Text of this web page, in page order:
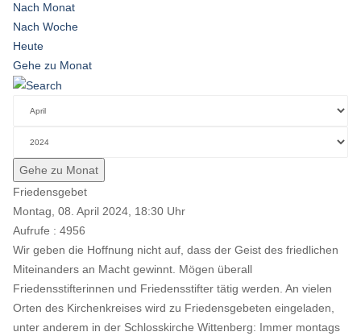
Nach Monat
Nach Woche
Heute
Gehe zu Monat
Gehe zu Monat
Friedensgebet
Montag, 08. April 2024, 18:30 Uhr
Aufrufe : 4956
Wir geben die Hoffnung nicht auf, dass der Geist des friedlichen
Miteinanders an Macht gewinnt. Mögen überall
Friedensstifterinnen und Friedensstifter tätig werden. An vielen
Orten des Kirchenkreises wird zu Friedensgebeten eingeladen,
unter anderem in der Schlosskirche Wittenberg: Immer montags